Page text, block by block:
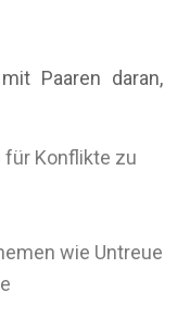
Paaren daran,
für Konflikte zu
wie Untreue